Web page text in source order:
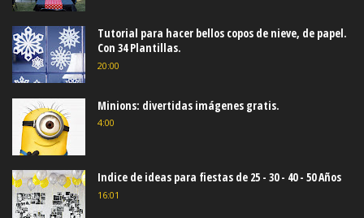
Tutorial para hacer bellos copos de nieve, de papel.
Con 34 Plantillas.
20:00
Minions: divertidas imágenes gratis.
4:00
Indice de ideas para fiestas de 25 - 30 - 40 - 50 Años
16:01